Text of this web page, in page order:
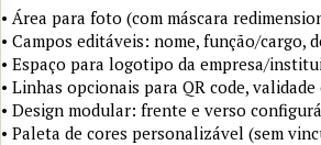
• Área para foto (com máscara
• Campos editáveis: nome, função/cargo,
• Espaço para logotipo da empresa/
• Linhas opcionais para QR code,
• Design modular: frente e verso
• Paleta de cores personalizável (sem